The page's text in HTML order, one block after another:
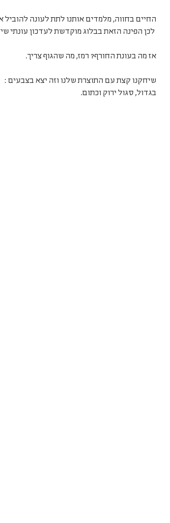
החיים בחווה, מלמדים אותנו לתת לעונה להוביל
אז מה בעונת החורף? רמז, מה שהגוף צריך.
שיחקנו קצת עם התוצרת שלנו וזה יצא בצבעים :
בגדול, סגול ירוק וכתום.